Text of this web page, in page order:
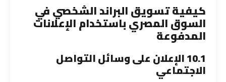
كيفية تسويق البراند الشخصي في
السوق المصري باستخدام الإعلانات
المدفوعة
10.1 الإعلان على وسائل التواصل
الاجتماعي